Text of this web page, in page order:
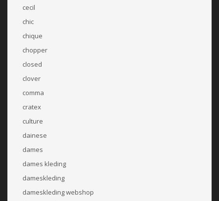
cecil
chic
chique
chopper
closed
clover
comma
cratex
culture
dainese
dames
dames kleding
dameskleding
dameskleding webshop